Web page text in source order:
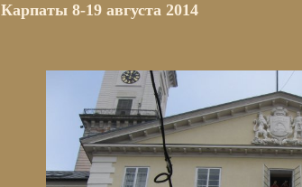
Карпаты 8-19 августа 2014